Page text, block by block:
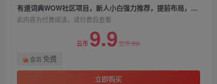
有道词典WOW社区项目，新人小白强力推荐，提前布局，高速上升期，蓝海项目【揭秘】
此内容为付费阅读，请付费后查看
云币 9.9云币99
会员 免费
立即购买